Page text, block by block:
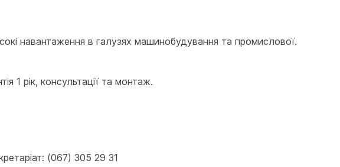
навантаження в галузях машинобудування та промислової.
1 рік, консультації та монтаж.
(067) 305 29 31